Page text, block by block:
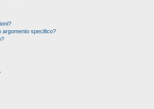
argomento specifico?